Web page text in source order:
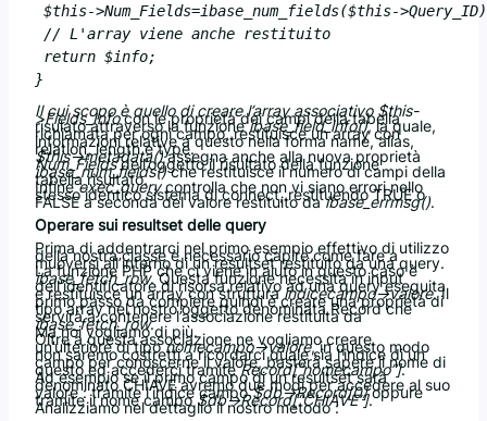
$this->Num_Fields=ibase_num_fields($this-
// L'array viene anche restituito
return $info;
Il cui scopo è quello di creare l’array associativo $this-
>Fields_Infocon le proprietà dei campi della tabella
risulato attraverso la funzioneibase_field_info(), la quale,
richiamata per ogni campo, restituisce un array con
informazioni relative a questo nella forma name, alias,
relation, length e type.
$this->metadata()assegna anche alla nuova proprietà
Num_Fieldsdell’oggetto il risultato della funzione
ibase_num_fields()che restituisce il numero di campi della
tabella risultato.
Infineexec_querycontrolla che non vi siano errori nello
stesso identico sistema di connect, restituendo TRUE o
FALSE a seconda del valore restituito daibase_errmsg().
Operare sui resultset delle query
Prima di addentrarci nel primo esempio effettivo di utilizzo
della nostra classe è necessario capire come fare a
muoversi all’interno di un resultset restituito da una query.
La funzione PHP che ci viene in aiuto in questo caso è
ibase_fetch_row. Questa funzione necessita in input
dell’identificatore di risorsa relativo ad una query eseguita
e restituisce un array con strutturaindicecampo->valore. Il
primo passo da compiere quindi è creare una proprietà di
tipo array nel nostro oggetto denominata Record che
servirà a contenere l’associazione restituita da
ibase_fetch_row.
Ma noi vogliamo di più.
Oltre a questa associazione ne vogliamo creare
un’ulteriore di tiponomecampo->valore, in questo modo
non saremo costretti a ricordarci quale sia l’indice di un
campo per conoscerne il valore, basterà sapere il nome di
questo ed accederci tramiteRecord[“nomecampo”].
Ad esempio se il primo campo di un resultset sarà
denominato CHIAVE avremo due modi per accedere al suo
valore : tramite l’indice campo$db->Record[0]oppure
tramite il nome campo$db->Record[“CHIAVE”].
Analizziamo nel dettaglio il nostro metodo :